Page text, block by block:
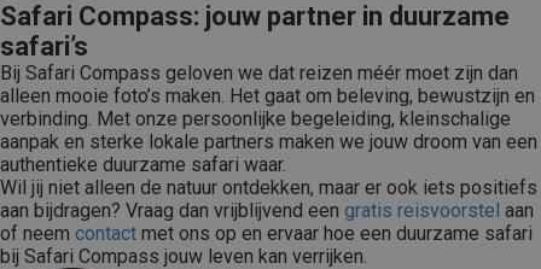
Safari Compass: jouw partner in duurzame
safari’s
Bij Safari Compass geloven we dat reizen méér moet zijn dan
alleen mooie foto’s maken. Het gaat om beleving, bewustzijn en
verbinding. Met onze persoonlijke begeleiding, kleinschalige
aanpak en sterke lokale partners maken we jouw droom van een
authentieke duurzame safari waar.
Wil jij niet alleen de natuur ontdekken, maar er ook iets positiefs
aan bijdragen? Vraag dan vrijblijvend een gratis reisvoorstel aan
of neem contact met ons op en ervaar hoe een duurzame safari
bij Safari Compass jouw leven kan verrijken.